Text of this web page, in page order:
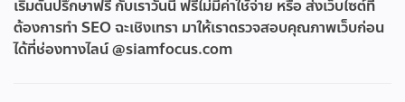
เริ่มต้นปรึกษาฟรี กับเราวันนี้ ฟรีไม่มีค่าใช้จ่าย หรือ ส่งเว็บไซต์ที่
ต้องการทำ SEO ฉะเชิงเทรา มาให้เราตรวจสอบคุณภาพเว็บก่อน
ได้ที่ช่องทางไลน์ @siamfocus.com